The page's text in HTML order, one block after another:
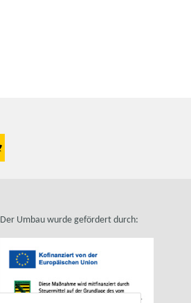
Der Umbau wurde gefördert durch: